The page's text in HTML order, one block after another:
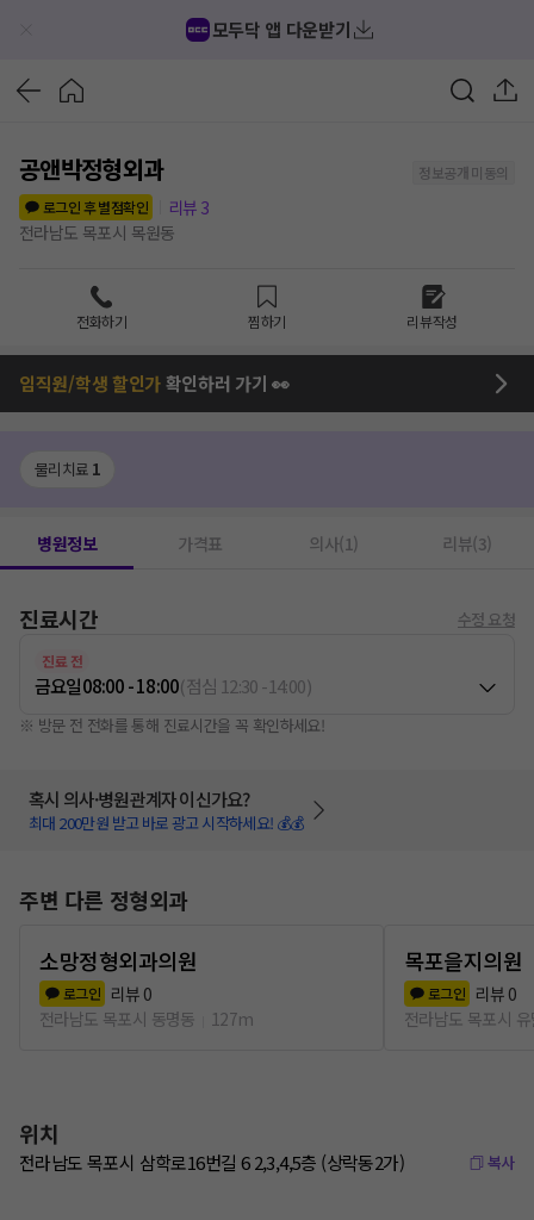
모두닥 앱 다운받기
공앤박정형외과
정보공개 미동의
로그인 후 별점확인
리뷰 3
전라남도 목포시 목원동
전화하기 찜하기 리뷰작성
임직원/학생 할인가확인하러 가기 👀
물리치료 1
병원정보 가격표 의사(1) 리뷰(3)
진료시간 수정 요청
진료 전
금요일08:00 - 18:00(점심 12:30-14:00)
※ 방문 전 전화를 통해 진료시간을 꼭 확인하세요!
혹시 의사·병원관계자 이신가요?
최대 200만원 받고 바로 광고 시작하세요! 💰💰
주변 다른 정형외과
소망정형외과의원
로그인 리뷰 0
전라남도 목포시 동명동
127m
목포을지의원
로그인 리뷰 0
전라남도 목포시
위치
전라남도 목포시 삼학로16번길 6 2,3,4,5층 (상락동2가) 복사